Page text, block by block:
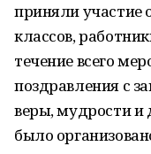
приняли
классов,
течение всего
поздравления с
веры, мудрости и
было